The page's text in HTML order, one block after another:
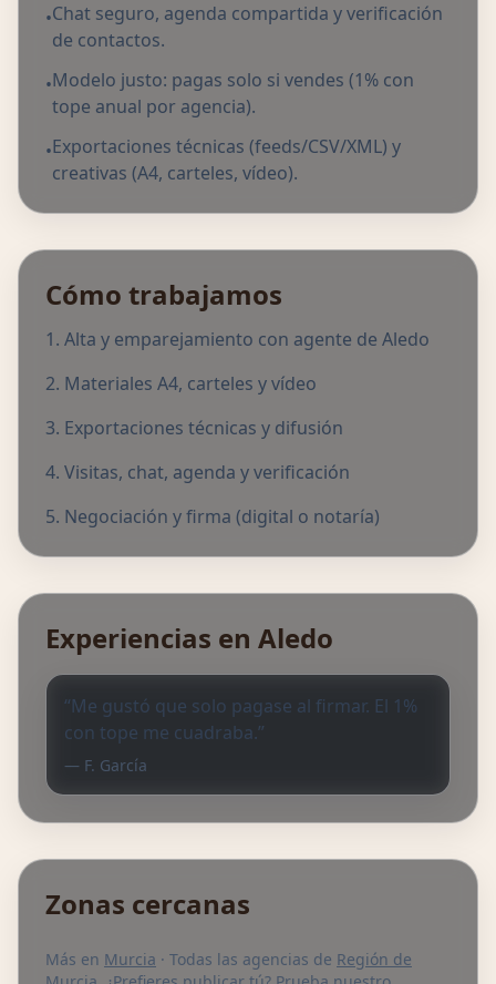
•Chat seguro, agenda compartida y verificación
de contactos.
•Modelo justo: pagas solo si vendes (1% con
tope anual por agencia).
•Exportaciones técnicas (feeds/CSV/XML) y
creativas (A4, carteles, vídeo).
Cómo trabajamos
Alta y emparejamiento con agente de Aledo
Materiales A4, carteles y vídeo
Exportaciones técnicas y difusión
Visitas, chat, agenda y verificación
Negociación y firma (digital o notaría)
Experiencias en Aledo
“Me gustó que solo pagase al firmar. El 1%
con tope me cuadraba.”
— F. García
Zonas cercanas
Más en Murcia · Todas las agencias de Región de